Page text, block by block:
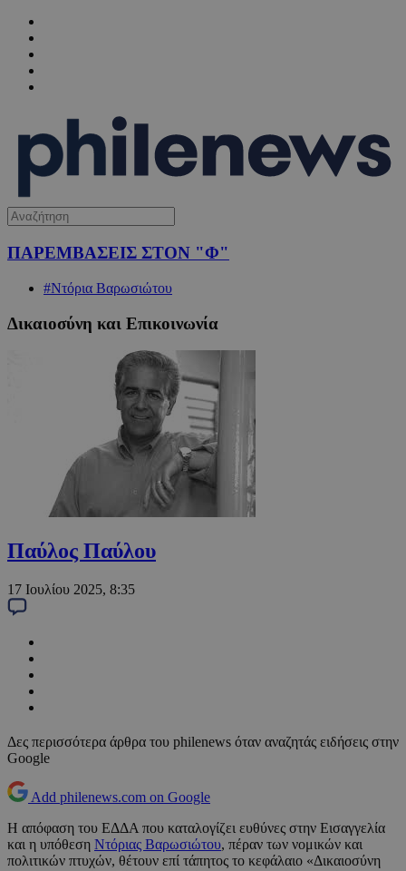
ΠΑΡΕΜΒΑΣΕΙΣ ΣΤΟΝ "Φ"
#Ντόρια Βαρωσιώτου
Δικαιοσύνη και Επικοινωνία
Παύλος Παύλου
17 Ιουλίου 2025, 8:35
Δες περισσότερα άρθρα του philenews όταν αναζητάς ειδήσεις στην
Google
Add philenews.com on Google
Η απόφαση του ΕΔΔΑ που καταλογίζει ευθύνες στην Εισαγγελία
και η υπόθεση Ντόριας Βαρωσιώτου, πέραν των νομικών και
πολιτικών πτυχών, θέτουν επί τάπητος το κεφάλαιο «Δικαιοσύνη